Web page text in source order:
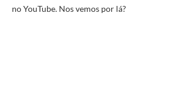
no YouTube. Nos vemos por lá?